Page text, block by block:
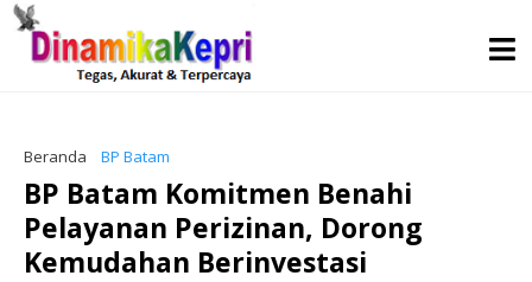
Beranda BP Batam
BP Batam Komitmen Benahi
Pelayanan Perizinan, Dorong
Kemudahan Berinvestasi